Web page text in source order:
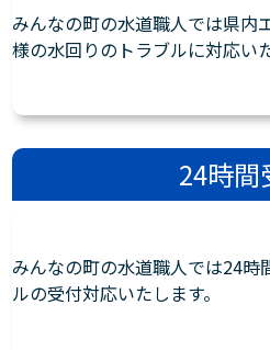
みんなの町の水道職人では県内
様の水回りのトラブルに対応い
24時間
みんなの町の水道職人では24時
ルの受付対応いたします。